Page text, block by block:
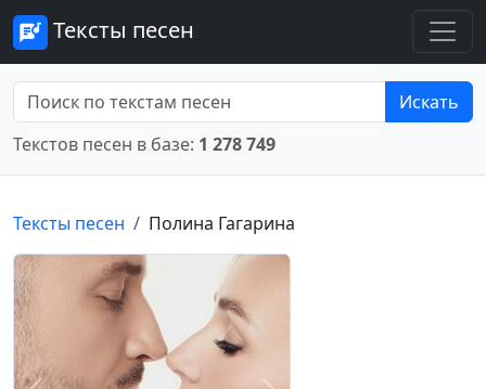
Тексты песен
Искать
Текстов песен в базе: 1 278 749
Тексты песен Полина Гагарина